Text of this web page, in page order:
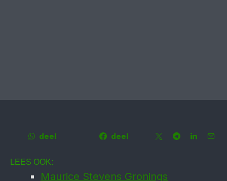
deel deel
LEES OOK:
Maurice Stevens Gronings